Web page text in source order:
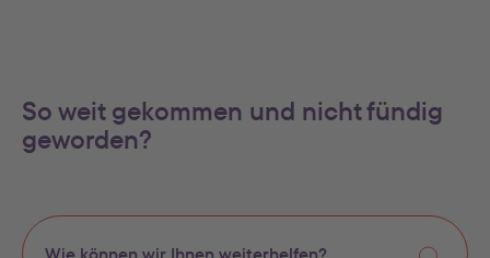
So weit gekommen und nicht fündig
geworden?